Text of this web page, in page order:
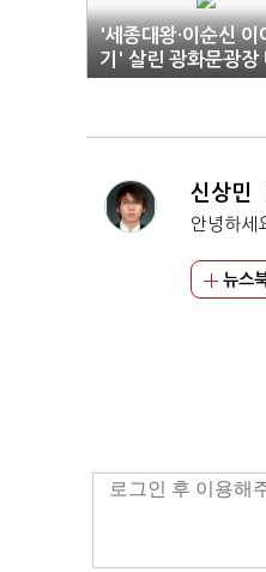
'세종대왕·이순신 이
기' 살린 광화문광장
년 4월 개장
신상민
안녕하세
뉴스